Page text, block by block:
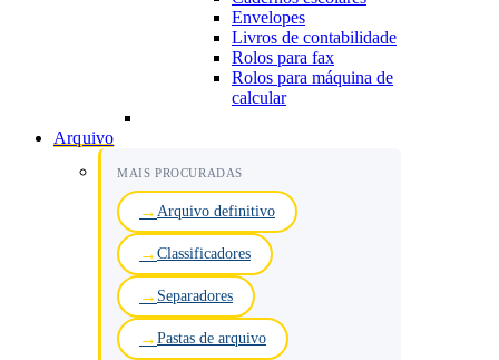
Envelopes
Livros de contabilidade
Rolos para fax
Rolos para máquina de
calcular
Arquivo
MAIS PROCURADAS
Arquivo definitivo
Classificadores
Separadores
Pastas de arquivo